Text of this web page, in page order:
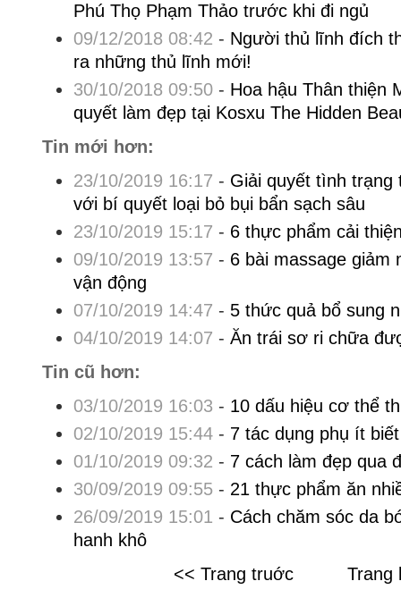
Phú Thọ Phạm Thảo trước khi đi ngủ
09/12/2018 08:42 - Người thủ lĩnh đích
ra những thủ lĩnh mới!
30/10/2018 09:50- Hoa hậu Thân thiện
quyết làm đẹp tại Kosxu The Hidden
Tin mới hơn:
23/10/2019 16:17 - Giải quyết tình trạng
với bí quyết loại bỏ bụi bẩn sạch sâu
23/10/2019 15:17 - 6 thực phẩm cải
09/10/2019 13:57 - 6 bài massage
vận động
07/10/2019 14:47 - 5 thức quả bổ sung
04/10/2019 14:07 - Ăn trái sơ ri chữa
Tin cũ hơn:
03/10/2019 16:03 - 10 dấu hiệu cơ thể
02/10/2019 15:44- 7 tác dụng phụ ít
01/10/2019 09:32 - 7 cách làm đẹp qua
30/09/2019 09:55- 21 thực phẩm ăn
26/09/2019 15:01 - Cách chăm sóc da
hanh khô
<< Trang truớc
Trang